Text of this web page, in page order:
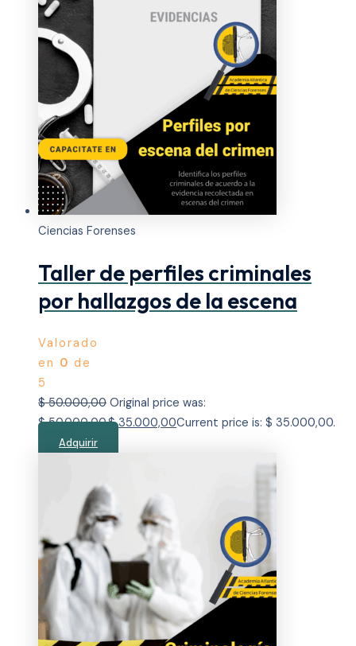
Ciencias Forenses
Taller de perfiles criminales
por hallazgos de la escena
Valorado
en 0 de
5
$50.000,00 Original price was:
$ 50.000,00.$35.000,00Current price is: $ 35.000,00.
Adquirir